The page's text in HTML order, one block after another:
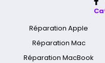
Réparation Apple
Réparation Mac
Réparation MacBook